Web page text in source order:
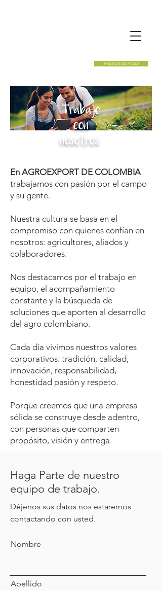
MEDIOS DE PAGO
Trabaje
con
nosotros
En AGROEXPORT DE COLOMBIA
trabajamos con pasión por el campo
y su gente.
Nuestra cultura se basa en el
compromiso con quienes confían en
nosotros: agricultores, aliados y
colaboradores.
Nos destacamos por el trabajo en
equipo, el acompañamiento
constante y la búsqueda de
soluciones que aporten al desarrollo
del agro colombiano.
Cada día vivimos nuestros valores
corporativos: tradición, calidad,
innovación, responsabilidad,
honestidad pasión y respeto.
Porque creemos que una empresa
sólida se construye desde adentro,
con personas que comparten
propósito, visión y entrega.
Haga Parte de nuestro
equipo de trabajo.
Déjenos sus datos nos estaremos
contactando con usted.
Nombre
Apellido